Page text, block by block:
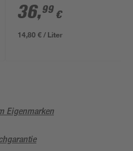
36,99 €
14,80 € / Liter
Eigenmarken